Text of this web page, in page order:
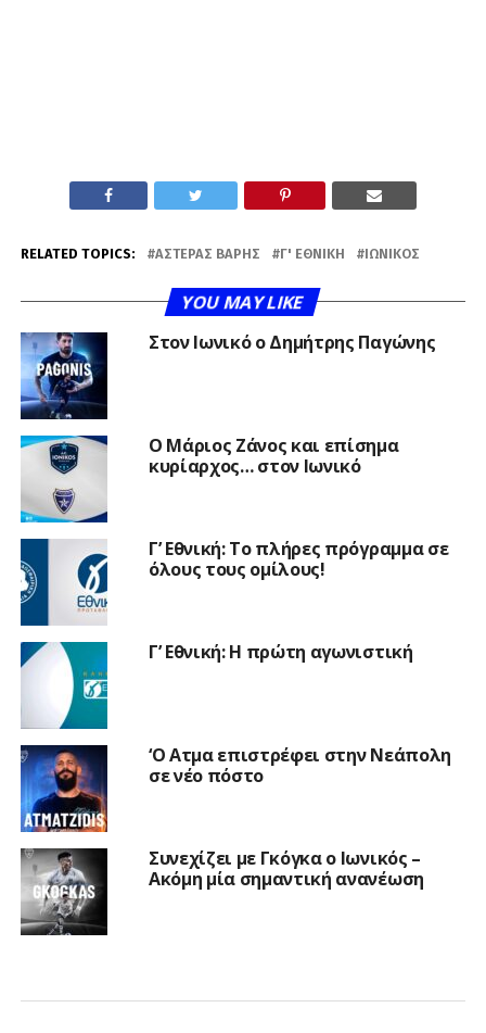
RELATED TOPICS: ΑΣΤΈΡΑΣ ΒΆΡΗΣ Γ' ΕΘΝΙΚΉ ΙΩΝΙΚΌΣ
YOU MAY LIKE
Στον Ιωνικό ο Δημήτρης Παγώνης
Ο Μάριος Ζάνος και επίσημα
κυρίαρχος… στον Ιωνικό
Γ’ Εθνική: Το πλήρες πρόγραμμα σε
όλους τους ομίλους!
Γ’ Εθνική: Η πρώτη αγωνιστική
‘Ο Ατμα επιστρέφει στην Νεάπολη
σε νέο πόστο
Συνεχίζει με Γκόγκα ο Ιωνικός –
Ακόμη μία σημαντική ανανέωση